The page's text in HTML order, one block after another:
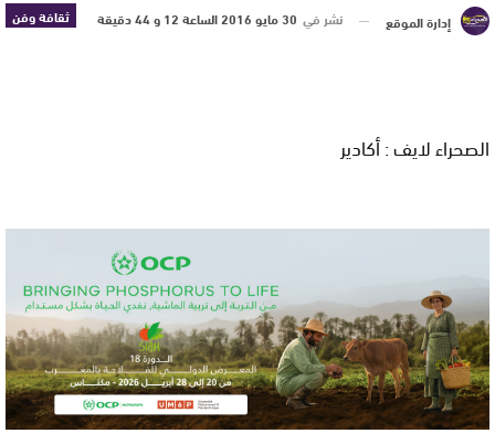
ثقافة وفن إدارة الموقع نشر في 30 مايو 2016 الساعة 12 و 44 دقيقة
الصحراء لايف : أكادير